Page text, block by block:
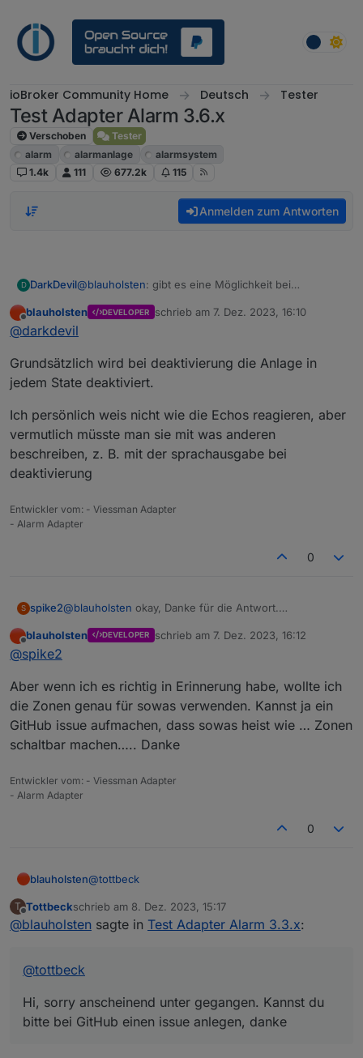
ioBroker Community Home Deutsch Tester
Test Adapter Alarm 3.6.x
Verschoben
Tester
alarm
alarmanlage
alarmsystem
1.4k
111 677.2k 115
Anmelden zum Antworten
D DarkDevil@blauholsten: gibt es eine Möglichkeit bei
Also zB bin ich zuhause und öffne bei aktiver
Alarmanlage eine Türe:
Dann schalten sich Lichter etc. ein und die Amazon
schaut es mit dem Echo devices (sprachausgabe)
aus?
Offline
blauholsten DEVELOPER schrieb am 7. Dez. 2023, 16:10
zuletzt editiert von
@darkdevil
Grundsätzlich wird bei deaktivierung die Anlage in
jedem State deaktiviert.
Ich persönlich weis nicht wie die Echos reagieren, aber
vermutlich müsste man sie mit was anderen
beschreiben, z. B. mit der sprachausgabe bei
deaktivierung
Entwickler vom: - Viessman Adapter
- Alarm Adapter
0
S spike2@blauholsten okay, Danke für die Antwort.
Offline
blauholsten DEVELOPER schrieb am 7. Dez. 2023, 16:12
zuletzt editiert von
@spike2
Aber wenn ich es richtig in Erinnerung habe, wollte ich
die Zonen genau für sowas verwenden. Kannst ja ein
GitHub issue aufmachen, dass sowas heist wie … Zonen
schaltbar machen….. Danke
Entwickler vom: - Viessman Adapter
- Alarm Adapter
0
blauholsten@tottbeck
Hi, sorry anscheinend unter gegangen. Kannst du
bitte bei GitHub einen issue anlegen, danke
T
Offline
Tottbeckschrieb am 8. Dez. 2023, 15:17
zuletzt editiert von
@blauholsten sagte in Test Adapter Alarm 3.3.x:
@tottbeck
Hi, sorry anscheinend unter gegangen. Kannst du
bitte bei GitHub einen issue anlegen, danke